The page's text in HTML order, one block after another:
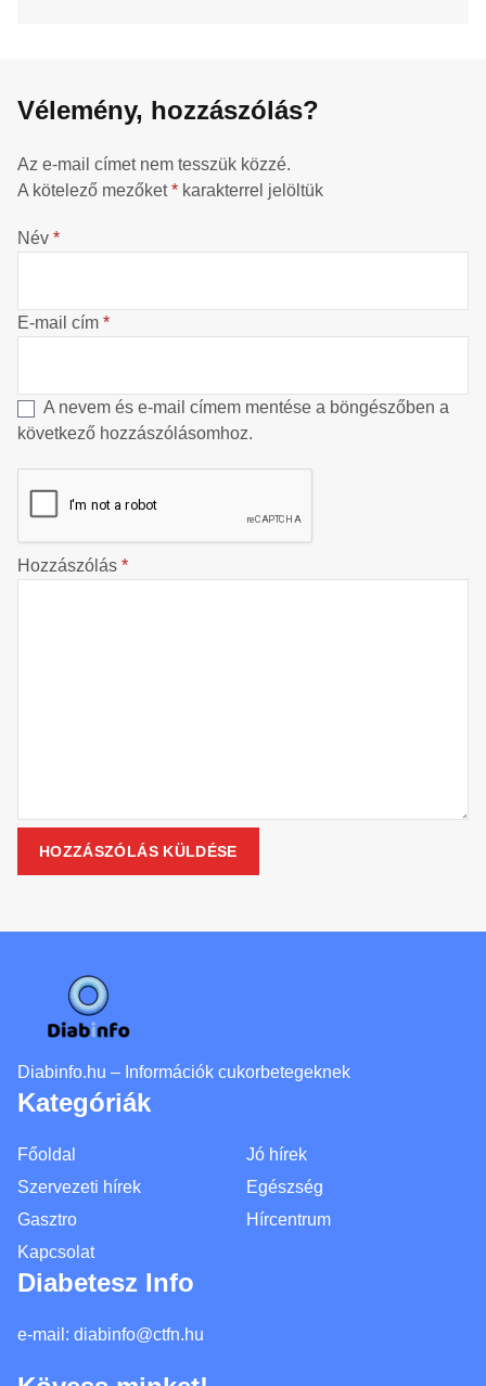
Vélemény, hozzászólás?
Az e-mail címet nem tesszük közzé.
A kötelező mezőket* karakterrel jelöltük
Név *
E-mail cím *
A nevem és e-mail címem mentése a böngészőben a
következő hozzászólásomhoz.
Hozzászólás *
Diabinfo.hu – Információk cukorbetegeknek
Kategóriák
Főoldal
Jó hírek
Szervezeti hírek
Egészség
Gasztro
Hírcentrum
Kapcsolat
Diabetesz Info
e-mail: diabinfo@ctfn.hu